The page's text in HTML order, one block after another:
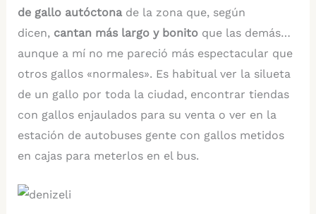
de gallo autóctonade la zona que, según
dicen, cantan más largo y bonito que las demás…
aunque a mí no me pareció más espectacular que
otros gallos «normales». Es habitual ver la silueta
de un gallo por toda la ciudad, encontrar tiendas
con gallos enjaulados para su venta o ver en la
estación de autobuses gente con gallos metidos
en cajas para meterlos en el bus.